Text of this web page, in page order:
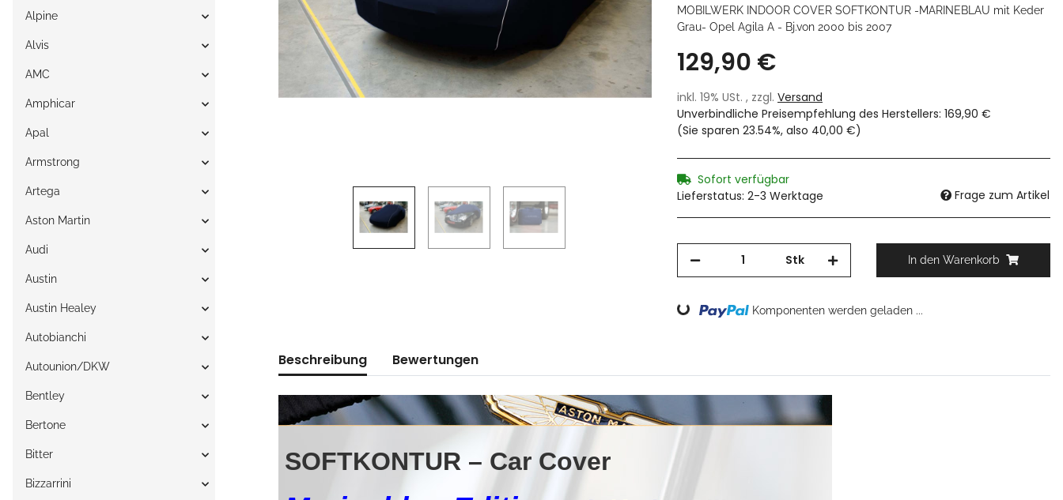
MOBILWERK INDOOR COVER SOFTKONTUR -MARINEBLAU mit Keder
Grau- Opel Agila A - Bj.von 2000 bis 2007
129,90 €
inkl. 19% USt. , zzgl. Versand
Unverbindliche Preisempfehlung des Herstellers: 169,90 €
(Sie sparen 23.54%, also 40,00 €)
Sofort verfügbar
Lieferstatus: 2-3 Werktage
Frage zum Artikel
Stk In den Warenkorb
Loading... Komponenten werden geladen ...
Beschreibung Bewertungen
Alpine
Alvis
AMC
Amphicar
Apal
Armstrong
Artega
Aston Martin
Audi
Austin
Austin Healey
Autobianchi
Autounion/DKW
Bentley
Bertone
Bitter
Bizzarrini